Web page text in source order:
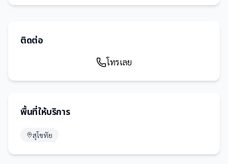
ติดต่อ
โทรเลย
พื้นที่ให้บริการ
สุโขทัย